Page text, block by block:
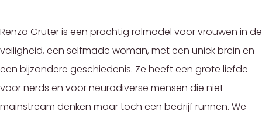
Renza Gruter is een prachtig rolmodel voor vrouwen in de
veiligheid, een selfmade woman, met een uniek brein en
een bijzondere geschiedenis. Ze heeft een grote liefde
voor nerds en voor neurodiverse mensen die niet
mainstream denken maar toch een bedrijf runnen. We